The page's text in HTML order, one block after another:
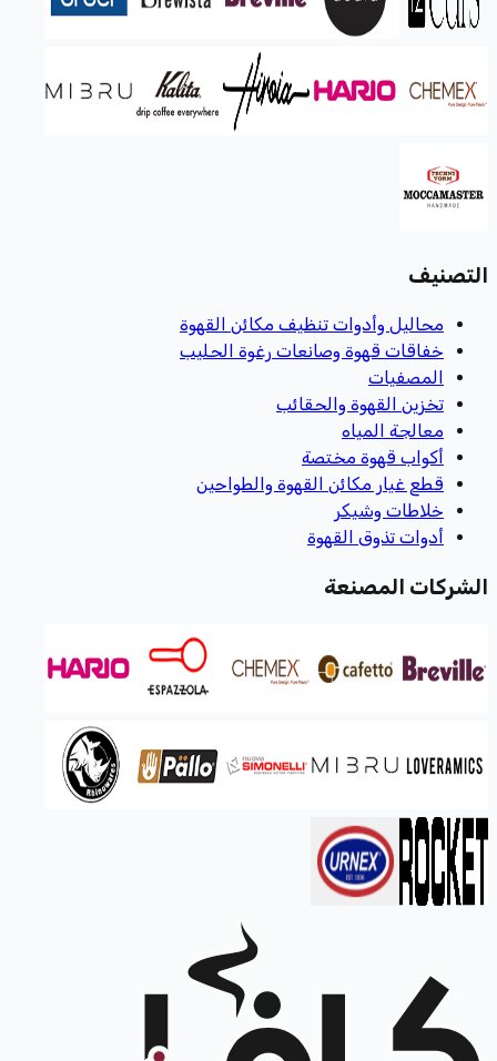
التصنيف
محاليل وأدوات تنظيف مكائن القهوة
خفاقات قهوة وصانعات رغوة الحليب
المصفيات
تخزين القهوة والحقائب
معالجة المياه
أكواب قهوة مختصة
قطع غيار مكائن القهوة والطواحين
خلاطات وشيكر
أدوات تذوق القهوة
الشركات المصنعة